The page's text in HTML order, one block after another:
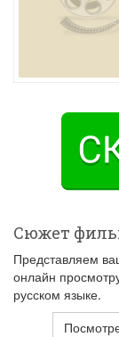
Сюжет
Представляем
онлайн
русском языке.